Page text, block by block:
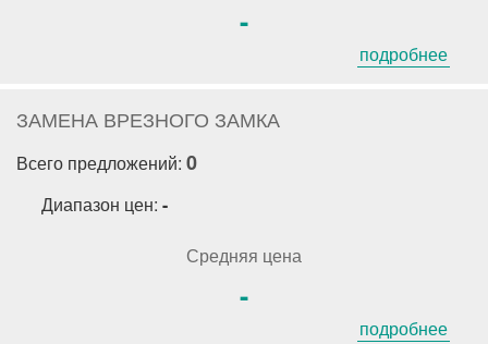
-
подробнее
ЗАМЕНА ВРЕЗНОГО ЗАМКА
Всего предложений: 0
Диапазон цен: -
Средняя цена
-
подробнее